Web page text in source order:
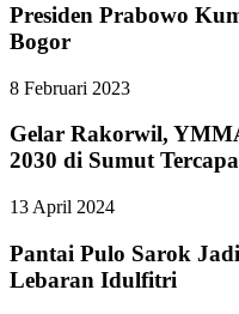
Presiden Prabowo
Bogor
8 Februari 2023
Gelar Rakorwil,
2030 di Sumut
13 April 2024
Pantai Pulo Sarok
Lebaran Idulfitri